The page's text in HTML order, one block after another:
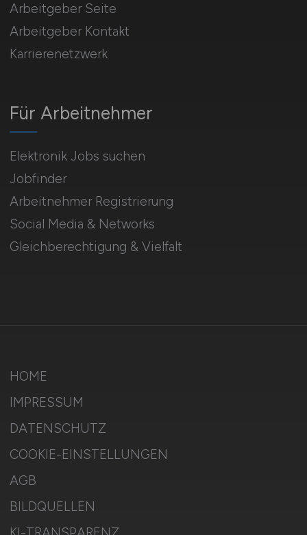
Für Arbeitnehmer
Elektronik Jobs suchen
Jobfinder
Arbeitnehmer Registrierung
Social Media & Networks
Gleichberechtigung & Vielfalt
Arbeitgeber Seite
Arbeitgeber Kontakt
Karrierenetzwerk
HOME
IMPRESSUM
DATENSCHUTZ
COOKIE-EINSTELLUNGEN
AGB
BILDQUELLEN